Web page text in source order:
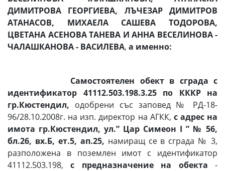
ДИМИТРОВА ГЕОРГИЕВА, ЛЪЧЕЗАР ДИМИТРОВ
АТАНАСОВ, МИХАЕЛА САШЕВА ТОДОРОВА,
ЦВЕТАНА АСЕНОВА ТАНЕВА И АННА ВЕСЕЛИНОВА -
ЧАЛАШКАНОВА - ВАСИЛЕВА, а именно:
Самостоятелен обект в сграда с
идентификатор 41112.503.198.3.25 по КККР на
гр.Кюстендил, одобрени със заповед № РД-18-
96/28.10.2008г. на изп. директор на АГКК, с адрес на
имота гр.Кюстендил, ул.” Цар Симеон І ” № 56,
бл.26, вх.Б, ет.5, ап.25, намиращ се в сграда № 3,
разположена в поземлен имот с идентификатор
41112.503.198,с предназначение на обекта -